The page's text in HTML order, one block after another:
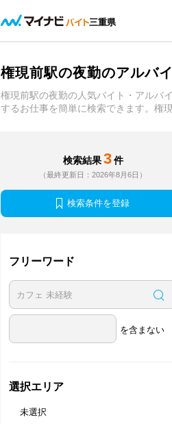
三重県
権現前駅の夜勤のアルバ
権現前駅の夜勤の人気バイト・アルバ
するお仕事を簡単に検索できます。権
検索結果 3 件
（最終更新日：2026年8月6日）
検索条件を登録
フリーワード
を含まない
選択エリア
未選択